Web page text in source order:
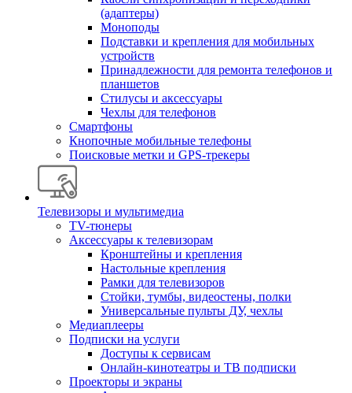
(адаптеры)
Моноподы
Подставки и крепления для мобильных
устройств
Принадлежности для ремонта телефонов и
планшетов
Стилусы и аксессуары
Чехлы для телефонов
Смартфоны
Кнопочные мобильные телефоны
Поисковые метки и GPS-трекеры
Телевизоры и мультимедиа
TV-тюнеры
Аксессуары к телевизорам
Кронштейны и крепления
Настольные крепления
Рамки для телевизоров
Стойки, тумбы, видеостены, полки
Универсальные пульты ДУ, чехлы
Медиаплееры
Подписки на услуги
Доступы к сервисам
Онлайн-кинотеатры и ТВ подписки
Проекторы и экраны